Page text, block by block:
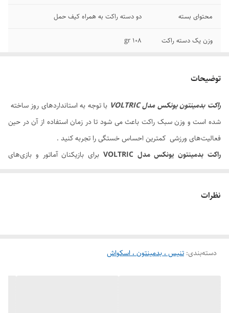
محتوای بسته دو دسته راکت به همراه کیف حمل
وزن یک دسته راکت 108 gr
توضیحات
راکت بدمینتون یونکس مدل VOLTRIC
با توجه به استانداردهای روز ساخته
شده است و وزن سبک راکت باعث می شود تا در زمان استفاده از آن در حین
فعالیت‌های ورزشی کمترین احساس خستگی را تجربه کنید .
راکت بدمینتون یونکس مدل VOLTRIC
برای بازیکنان آماتور و بازی‌های
نظرات
دسته‌بندی: تنیس ، بدمینتون ، اسکواش